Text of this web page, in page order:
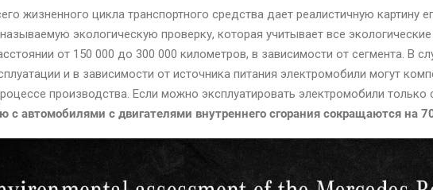
жизненного цикла транспортного средства дает реалистичную картину
экологическую проверку, которая учитывает все
от 150 000 до 300 000 километров, в зависимости от сегмента. В
и в зависимости от источника питания электромобили могут
производства. Если можно эксплуатировать электромобили
с автомобилями с двигателями внутреннего сгорания сокращаются на